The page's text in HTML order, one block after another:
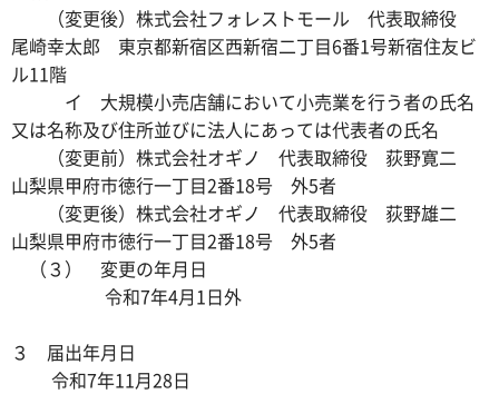
（変更後）株式会社フォレストモール 代表取締役
尾崎幸太郎 東京都新宿区西新宿二丁目6番1号新宿住友ビ
ル11階
イ 大規模小売店舗において小売業を行う者の氏名
又は名称及び住所並びに法人にあっては代表者の氏名
（変更前）株式会社オギノ 代表取締役 荻野寛二
山梨県甲府市徳行一丁目2番18号 外5者
（変更後）株式会社オギノ 代表取締役 荻野雄二
山梨県甲府市徳行一丁目2番18号 外5者
（３） 変更の年月日
令和7年4月1日外
３ 届出年月日
令和7年11月28日